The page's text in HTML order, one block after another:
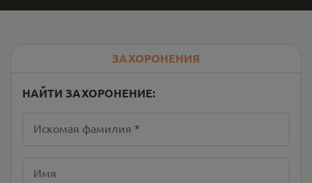
ЗАХОРОНЕНИЯ
НАЙТИ ЗАХОРОНЕНИЕ:
Искомая фамилия *
Имя